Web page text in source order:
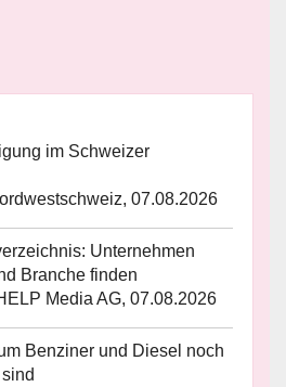
im Schweizer
07.08.2026
Unternehmen
Branche finden
Media AG, 07.08.2026
Benziner und Diesel noch